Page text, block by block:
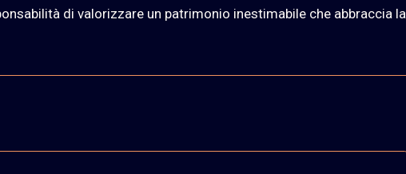
di valorizzare un patrimonio inestimabile che abbraccia la